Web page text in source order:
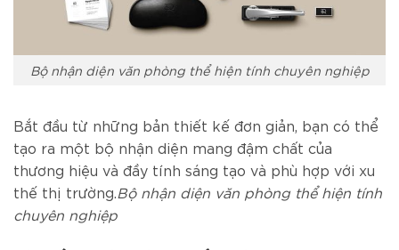
Bộ nhận diện văn phòng thể hiện tính chuyên nghiệp
Bắt đầu từ những bản thiết kế đơn giản, bạn có thể
tạo ra một bộ nhận diện mang đậm chất của
thương hiệu và đầy tính sáng tạo và phù hợp với xu
thế thị trường. Bộ nhận diện văn phòng thể hiện tính
chuyên nghiệp